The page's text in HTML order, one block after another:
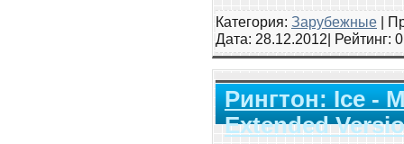
Категория: Зарубежные |
Дата: 28.12.2012| Рейтинг:
Рингтон: Ice -
Extended